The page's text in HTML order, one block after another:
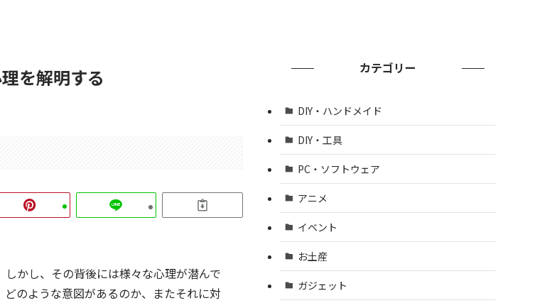
を解明する
かし、その背後には様々な心理が潜んで
のような意図があるのか、またそれに対
カテゴリー
DIY・ハンドメイド
DIY・工具
PC・ソフトウェア
アニメ
イベント
お土産
ガジェット